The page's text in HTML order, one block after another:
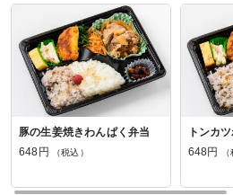
豚の生姜焼きわんぱく弁当
648円
（税込）
トンカ
648円